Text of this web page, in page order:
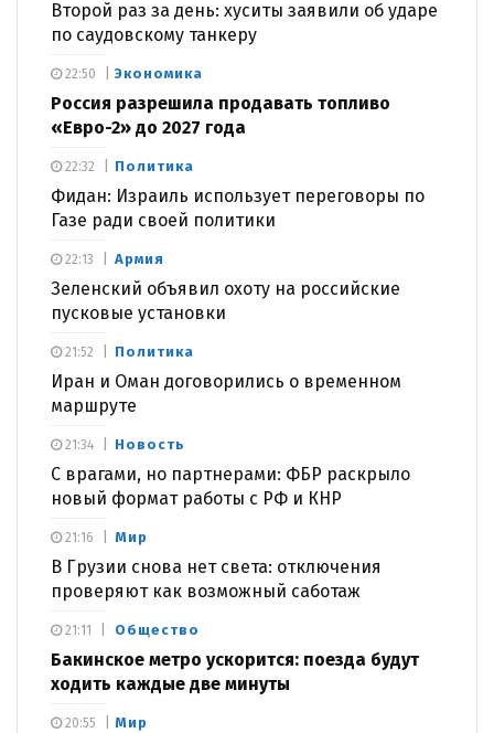
Второй раз за день: хуситы заявили об ударе
по саудовскому танкеру
Экономика
Россия разрешила продавать топливо
«Евро-2» до 2027 года
22:50
Политика
Фидан: Израиль использует переговоры по
Газе ради своей политики
22:32
Армия
Зеленский объявил охоту на российские
пусковые установки
22:13
Политика
Иран и Оман договорились о временном
маршруте
21:52
Новость
С врагами, но партнерами: ФБР раскрыло
новый формат работы с РФ и КНР
21:34
Мир
В Грузии снова нет света: отключения
проверяют как возможный саботаж
21:16
Общество
Бакинское метро ускорится: поезда будут
ходить каждые две минуты
21:11
Мир
20:55